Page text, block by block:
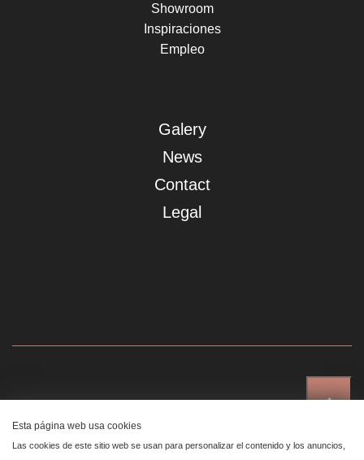
↑
Showroom
Inspiraciones
Empleo
Galery
News
Contact
Legal
Plaza de Canalejas 6, 4 izq
Esta página web usa cookies
Las cookies de este sitio web se usan para personalizar el contenido y los anuncios,